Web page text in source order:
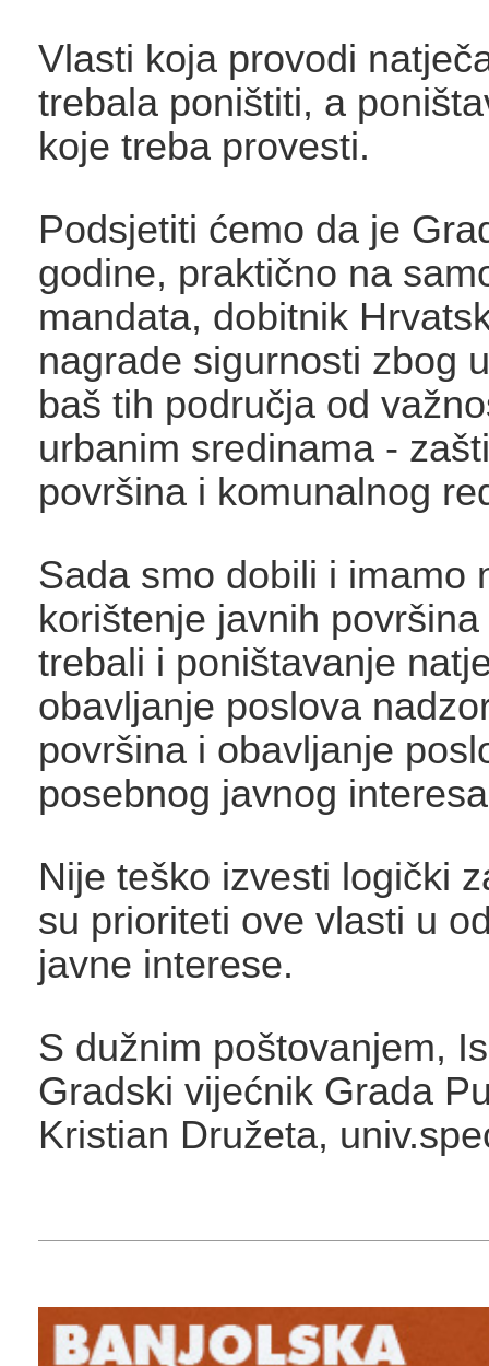
Vlasti koja provodi
trebala poništiti, a
koje treba provesti.
Podsjetiti ćemo da je
godine, praktično na
mandata, dobitnik
nagrade sigurnosti zbog
baš tih područja od
urbanim sredinama -
površina i komunalnog
Sada smo dobili i imamo
korištenje javnih
trebali i poništavanje
obavljanje poslova
površina i obavljanje
posebnog javnog
Nije teško izvesti logički
su prioriteti ove vlasti u
javne interese.
S dužnim poštovanjem,
Gradski vijećnik Grada
Kristian Družeta,